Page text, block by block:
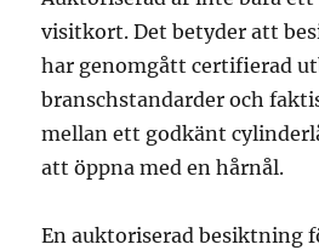
visitkort. Det betyder att
har genomgått certifierad
branschstandarder och
mellan ett godkänt
att öppna med en hårnål.
En auktoriserad besiktning